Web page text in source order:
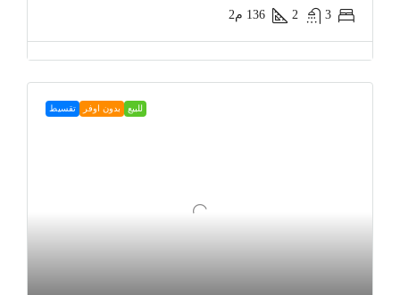
3
2
136 م2
للبيع بدون اوفر تقسيط